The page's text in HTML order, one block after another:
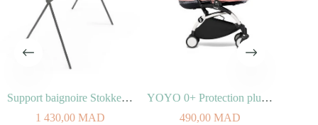
Support baignoire Stokke® Flexi Bath®
1 430,00MAD
YOYO 0+ Protection pluie nacelle
490,00MAD